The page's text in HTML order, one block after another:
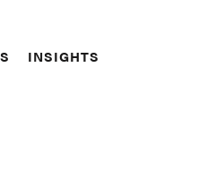
INSIGHTS